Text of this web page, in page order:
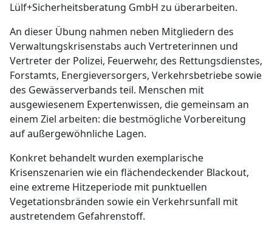
Lülf+Sicherheitsberatung GmbH zu überarbeiten.
An dieser Übung nahmen neben Mitgliedern des
Verwaltungskrisenstabs auch Vertreterinnen und
Vertreter der Polizei, Feuerwehr, des Rettungsdienstes,
Forstamts, Energieversorgers, Verkehrsbetriebe sowie
des Gewässerverbands teil. Menschen mit
ausgewiesenem Expertenwissen, die gemeinsam an
einem Ziel arbeiten: die bestmögliche Vorbereitung
auf außergewöhnliche Lagen.
Konkret behandelt wurden exemplarische
Krisenszenarien wie ein flächendeckender Blackout,
eine extreme Hitzeperiode mit punktuellen
Vegetationsbränden sowie ein Verkehrsunfall mit
austretendem Gefahrenstoff.